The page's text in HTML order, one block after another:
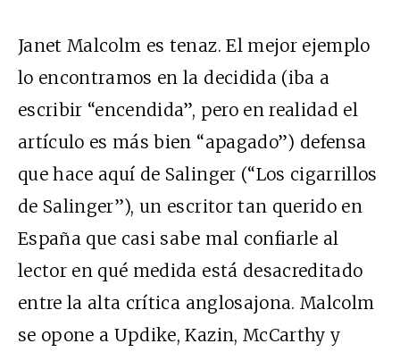
Janet Malcolm es tenaz. El mejor ejemplo
lo encontramos en la decidida (iba a
escribir “encendida”, pero en realidad el
artículo es más bien “apagado”) defensa
que hace aquí de Salinger (“Los cigarrillos
de Salinger”), un escritor tan querido en
España que casi sabe mal confiarle al
lector en qué medida está desacreditado
entre la alta crítica anglosajona. Malcolm
se opone a Updike, Kazin, McCarthy y